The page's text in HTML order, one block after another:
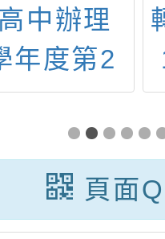
中辦理
年度第2
國中生體
春季營)』
頁面